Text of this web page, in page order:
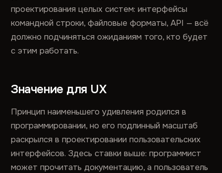
проектирования целых систем: интерфейсы
командной строки, файловые форматы, API — всё
должно подчиняться ожиданиям того, кто будет
с этим работать.
Значение для UX
Принцип наименьшего удивления родился в
программировании, но его подлинный масштаб
раскрылся в проектировании пользовательских
интерфейсов. Здесь ставки выше: программист
может прочитать документацию, а пользователь